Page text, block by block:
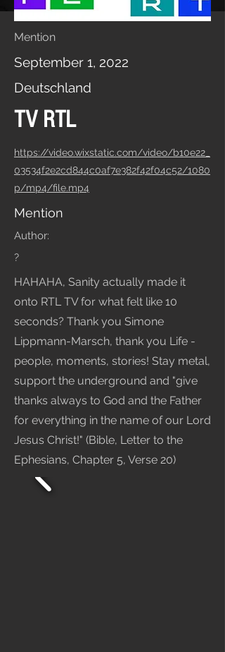
Mention
September 1, 2022
Deutschland
TV RTL
https://video.wixstatic.com/video/b10e22_
03534f2e2cd844c0af7e382f42f04c52/1080
p/mp4/file.mp4
Mention
Author:
?
HAHAHA, Sanity actually made it
onto RTL TV for what felt like 10
seconds? Thank you Simone
Lippmann-Marsch, thank you Life -
people, moments, stories! Stay metal,
support the underground and "give
thanks always to God and the Father
for everything in the name of our Lord
Jesus Christ!" (Bible, Letter to the
Ephesians, Chapter 5, Verse 20)